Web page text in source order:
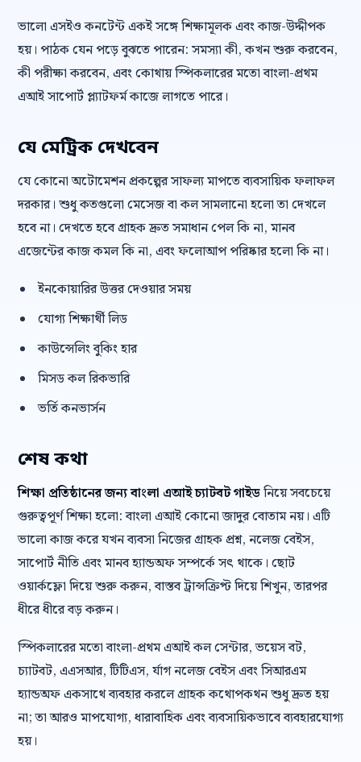
ভালো এসইও কনটেন্ট একই সঙ্গে শিক্ষামূলক এবং কাজ-উদ্দীপক
হয়। পাঠক যেন পড়ে বুঝতে পারেন: সমস্যা কী, কখন শুরু করবেন,
কী পরীক্ষা করবেন, এবং কোথায় স্পিকলারের মতো বাংলা-প্রথম
এআই সাপোর্ট প্ল্যাটফর্ম কাজে লাগতে পারে।
যে মেট্রিক দেখবেন
যে কোনো অটোমেশন প্রকল্পের সাফল্য মাপতে ব্যবসায়িক ফলাফল
দরকার। শুধু কতগুলো মেসেজ বা কল সামলানো হলো তা দেখলে
হবে না। দেখতে হবে গ্রাহক দ্রুত সমাধান পেল কি না, মানব
এজেন্টের কাজ কমল কি না, এবং ফলোআপ পরিষ্কার হলো কি না।
ইনকোয়ারির উত্তর দেওয়ার সময়
যোগ্য শিক্ষার্থী লিড
কাউন্সেলিং বুকিং হার
মিসড কল রিকভারি
ভর্তি কনভার্সন
শেষ কথা
শিক্ষা প্রতিষ্ঠানের জন্য বাংলা এআই চ্যাটবট গাইডনিয়ে সবচেয়ে
গুরুত্বপূর্ণ শিক্ষা হলো: বাংলা এআই কোনো জাদুর বোতাম নয়। এটি
ভালো কাজ করে যখন ব্যবসা নিজের গ্রাহক প্রশ্ন, নলেজ বেইস,
সাপোর্ট নীতি এবং মানব হ্যান্ডঅফ সম্পর্কে সৎ থাকে। ছোট
ওয়ার্কফ্লো দিয়ে শুরু করুন, বাস্তব ট্রান্সক্রিপ্ট দিয়ে শিখুন, তারপর
ধীরে ধীরে বড় করুন।
স্পিকলারের মতো বাংলা-প্রথম এআই কল সেন্টার, ভয়েস বট,
চ্যাটবট, এএসআর, টিটিএস, র্যাগ নলেজ বেইস এবং সিআরএম
হ্যান্ডঅফ একসাথে ব্যবহার করলে গ্রাহক কথোপকথন শুধু দ্রুত হয়
না; তা আরও মাপযোগ্য, ধারাবাহিক এবং ব্যবসায়িকভাবে ব্যবহারযোগ্য
হয়।